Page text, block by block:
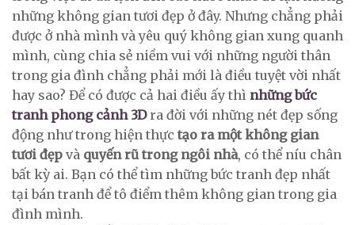
những không gian tươi đẹp ở đây. Nhưng chẳng phải
được ở nhà mình và yêu quý không gian xung quanh
mình, cùng chia sẻ niềm vui với những người thân
trong gia đình chẳng phải mới là điều tuyệt vời nhất
hay sao? Để có được cả hai điều ấy thì những bức
tranh phong cảnh 3Dra đời với những nét đẹp sống
động như trong hiện thực tạo ra một không gian
tươi đẹp và quyến rũ trong ngôi nhà, có thể níu chân
bất kỳ ai. Bạn có thể tìm những bức tranh đẹp nhất
tại bán tranh để tô điểm thêm không gian trong gia
đình mình.